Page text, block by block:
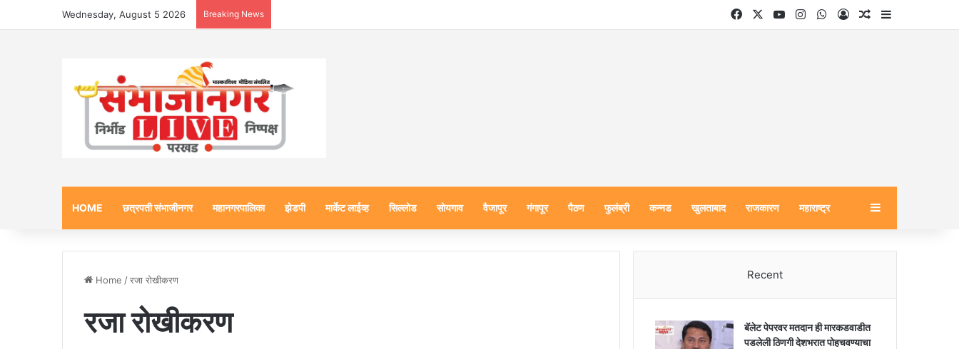
Wednesday, August 5 2026 Breaking News FacebookYouTubeInstagramWhatsApp
Log InRandom Article
Sidebar
HOME छत्रपती संभाजीनगर महानगरपालिका झेडपी मार्केट लाईव्ह सिल्लोड सोयगाव वैजापूर गंगापूर पैठण फुलंब्री कन्नड खुलताबाद राजकारण महाराष्ट्र Sidebar
Home /रजा रोखीकरण
रजा रोखीकरण
Recent
बॅलेट पेपरवर मतदान ही मारकडवाडीत
पडलेली ठिणगी देशभरात पोहचवण्याचा